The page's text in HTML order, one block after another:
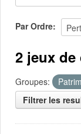
Demandes 0
À propos
Par Ordre
2 jeux
Groupes:
Filtrer les